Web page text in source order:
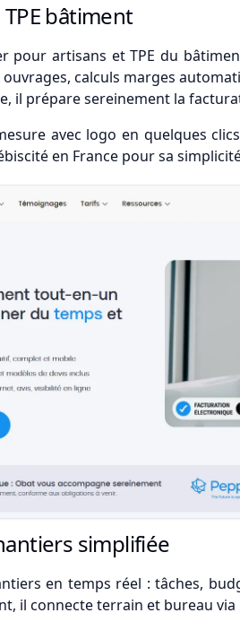
bâtiment
pour artisans et TPE du
calculs marges
il prépare sereinement la
avec logo en quelques
en France pour sa
simplifiée
en temps réel : tâches,
il connecte terrain et bureau